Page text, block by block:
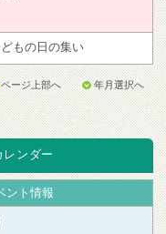
もの日の集い
ページ上部へ 年月選択へ
レンダー
ント情報